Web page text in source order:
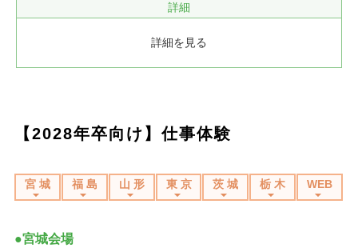
詳細
詳細を見る
【2028年卒向け】仕事体験
宮 城 福 島 山 形 東 京 茨 城 栃 木 WEB
●宮城会場